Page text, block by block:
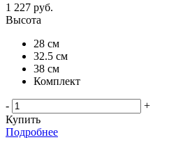
1 227 руб.
Высота
28 см
32.5 см
38 см
Комплект
-
+
Купить
Подробнее